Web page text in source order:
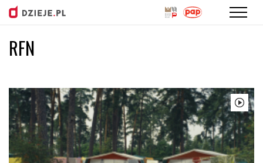
RFN